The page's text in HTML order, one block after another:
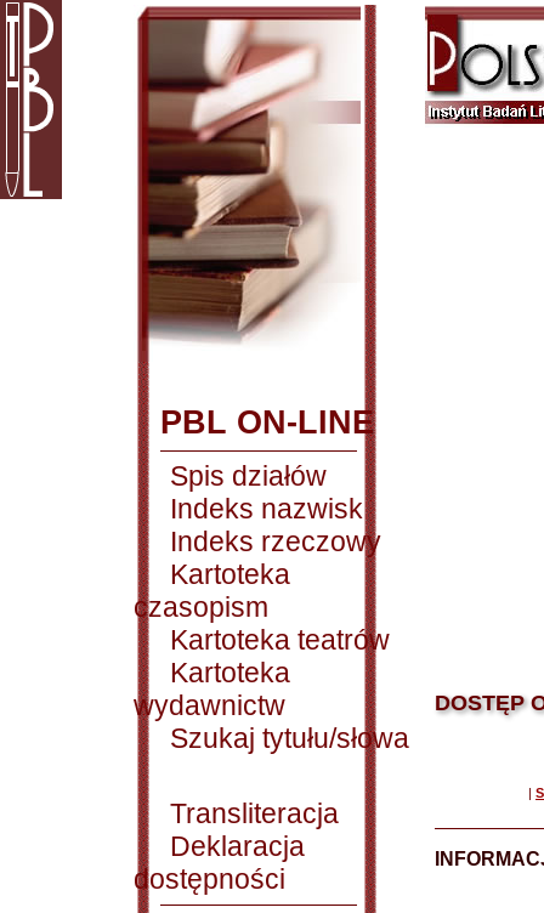
PBL ON-LINE
Spis działów
Indeks nazwisk
Indeks rzeczowy
Kartoteka
czasopism
Kartoteka teatrów
Kartoteka
wydawnictw
Szukaj tytułu/słowa
Transliteracja
Deklaracja
dostępności
DOSTĘP
|